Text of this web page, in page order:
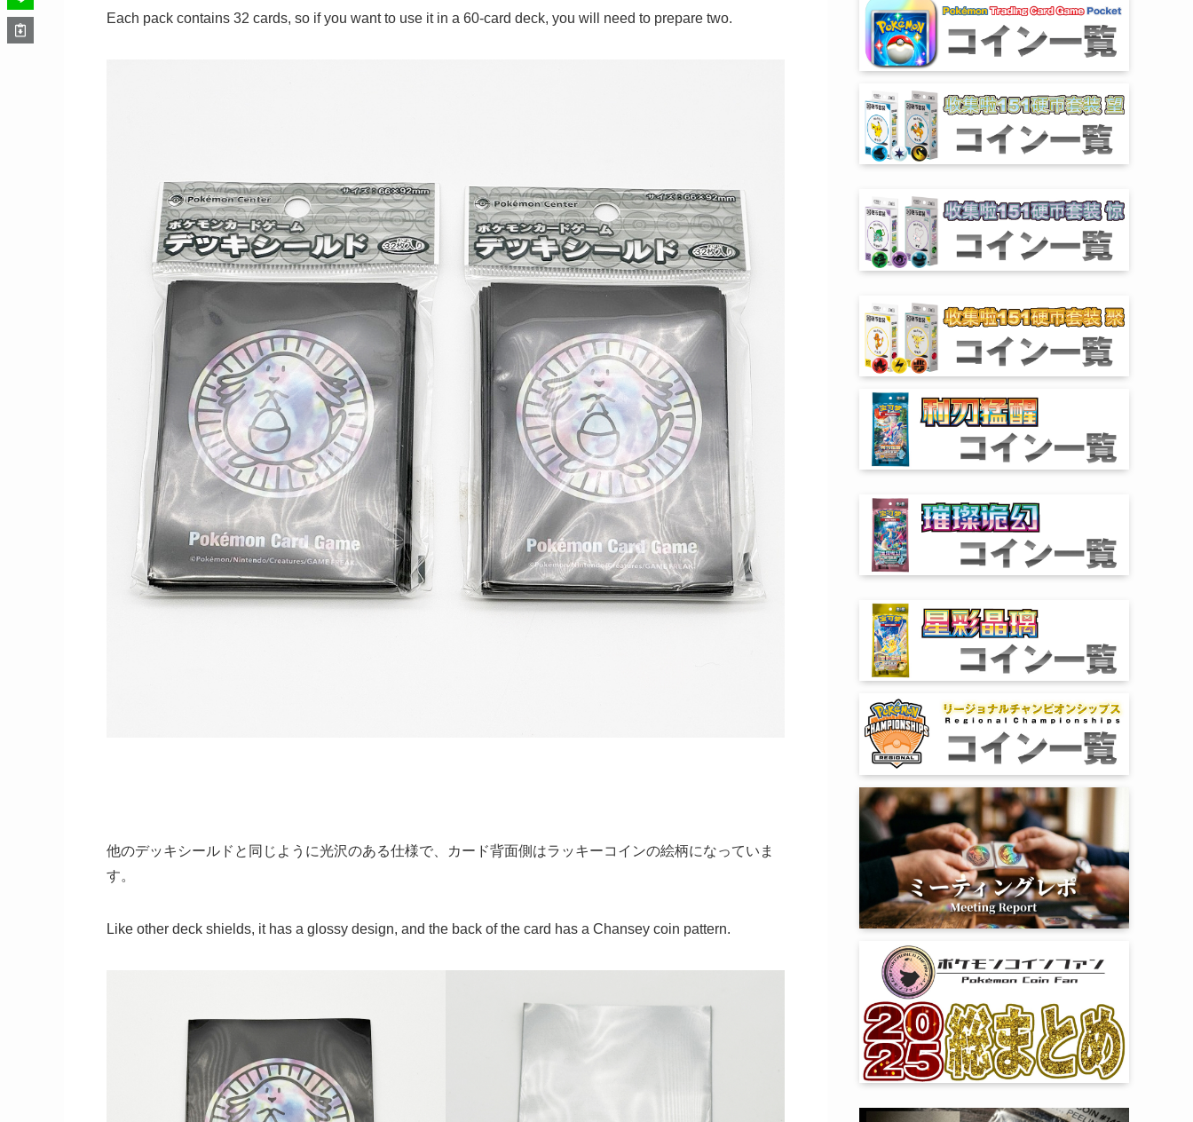
Each pack contains 32 cards, so if you want to use it in a 60-card deck, you will need to prepare two.
他のデッキシールドと同じように光沢のある仕様で、カード背面側はラッキーコインの絵柄になっていま
す。
Like other deck shields, it has a glossy design, and the back of the card has a Chansey coin pattern.